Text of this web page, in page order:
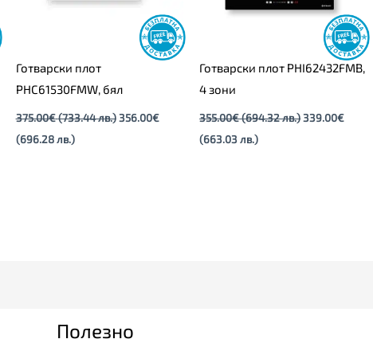
Готварски плот
PHC61530FMW, бял
375.00€(733.44 лв.) 356.00€
(696.28 лв.)
Готварски плот PHI62432FMB,
4 зони
355.00€(694.32 лв.)339.00€
(663.03 лв.)
Полезно